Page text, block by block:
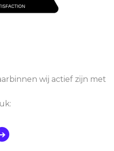
wij actief zijn met